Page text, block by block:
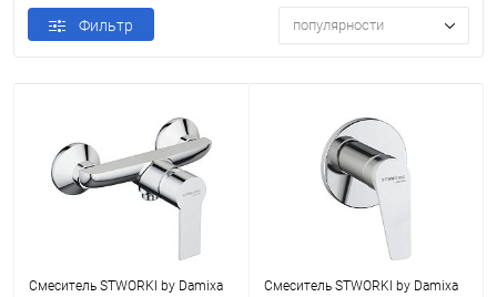
Фильтр популярности
Смеситель STWORKI by Damixa
Смеситель STWORKI by Damixa